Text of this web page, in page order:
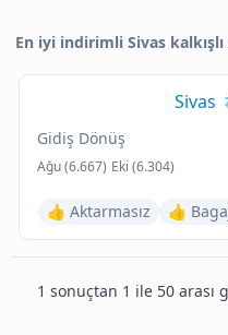
En iyi indirimli Sivas
Sivas
Gidiş Dönüş
Ağu (6.667) Eki (6.304)
👍 Aktarmasız 👍
1 sonuçtan 1 ile 50 arası